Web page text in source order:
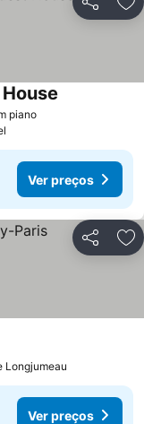
Partilhar
piano
Ver preços
Partilhar
Longjumeau
Ver preços